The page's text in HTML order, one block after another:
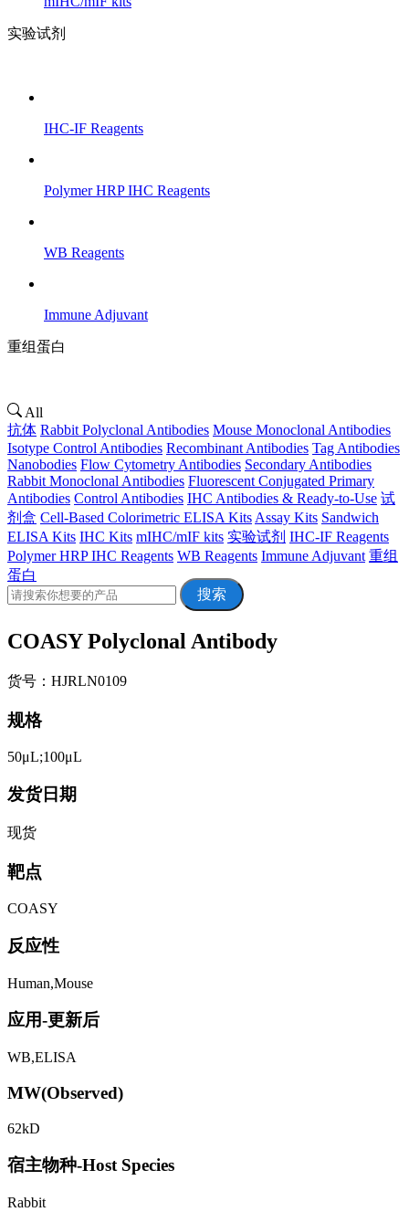
实验试剂
IHC-IF Reagents
Polymer HRP IHC Reagents
WB Reagents
Immune Adjuvant
重组蛋白
All
抗体 Rabbit Polyclonal Antibodies Mouse Monoclonal Antibodies
Isotype Control Antibodies Recombinant Antibodies Tag Antibodies
Nanobodies Flow Cytometry Antibodies Secondary Antibodies
Rabbit Monoclonal Antibodies Fluorescent Conjugated Primary
Antibodies Control Antibodies IHC Antibodies & Ready-to-Use 试
剂盒 Cell-Based Colorimetric ELISA Kits Assay Kits Sandwich
ELISA Kits IHC Kits mIHC/mIF kits 实验试剂 IHC-IF Reagents
Polymer HRP IHC Reagents WB Reagents Immune Adjuvant 重组
蛋白
搜索
COASY Polyclonal Antibody
货号：HJRLN0109
规格
50μL;100μL
发货日期
现货
靶点
COASY
反应性
Human,Mouse
应用-更新后
WB,ELISA
MW(Observed)
62kD
宿主物种-Host Species
Rabbit